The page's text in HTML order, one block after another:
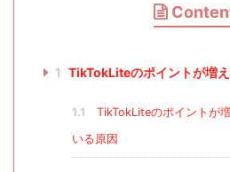
1 TikTokLiteのポイントが増
1.1
TikTokLiteのポイントが
いる原因